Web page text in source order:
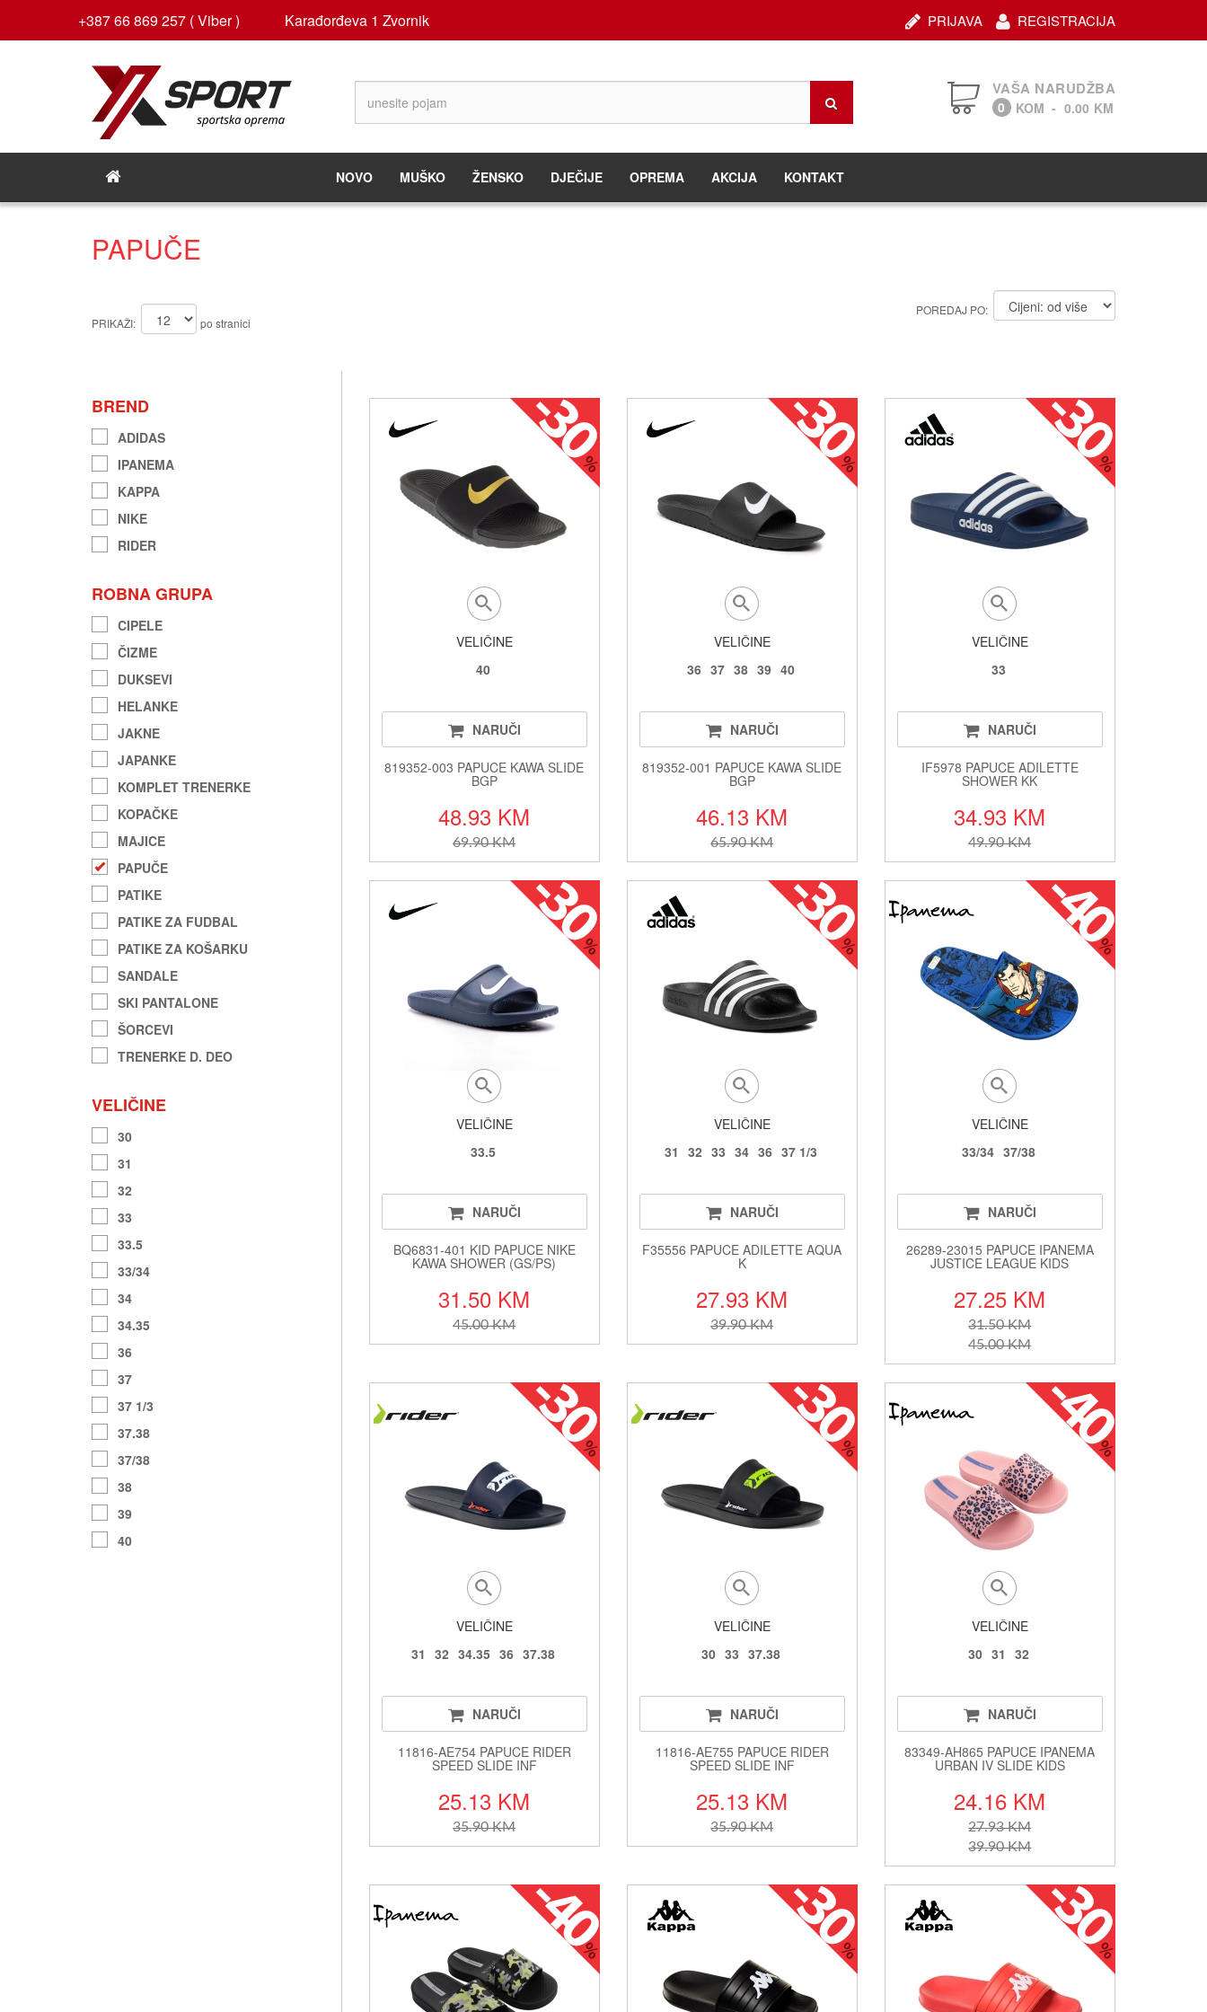
+387 66 869 257 ( Viber ) Karađorđeva 1 Zvornik REGISTRACIJA
PRIJAVA
VAŠA NARUDŽBA
0 KOM - 0.00 KM
NOVO MUŠKO ŽENSKO DJEČIJE OPREMA AKCIJA KONTAKT
PAPUČE
PRIKAŽI: po stranici
POREDAJ PO:
BREND
ADIDAS
IPANEMA
KAPPA
NIKE
RIDER
ROBNA GRUPA
CIPELE
ČIZME
DUKSEVI
HELANKE
JAKNE
JAPANKE
KOMPLET TRENERKE
KOPAČKE
MAJICE
PAPUČE
PATIKE
PATIKE ZA FUDBAL
PATIKE ZA KOŠARKU
SANDALE
SKI PANTALONE
ŠORCEVI
TRENERKE D. DEO
VELIČINE
30
31
32
33
33.5
33/34
34
34.35
36
37
37 1/3
37.38
37/38
38
39
40
VELIČINE
40
NARUČI
819352-003 PAPUCE KAWA SLIDE
BGP
48.93 KM
69.90 KM
VELIČINE
36 37 38 39 40
NARUČI
819352-001 PAPUCE KAWA SLIDE
BGP
46.13 KM
65.90 KM
VELIČINE
33
NARUČI
IF5978 PAPUCE ADILETTE
SHOWER KK
34.93 KM
49.90 KM
VELIČINE
33.5
NARUČI
BQ6831-401 KID PAPUCE NIKE
KAWA SHOWER (GS/PS)
31.50 KM
45.00 KM
VELIČINE
31
32 33 34 36 37 1/3
NARUČI
F35556 PAPUCE ADILETTE AQUA
K
27.93 KM
39.90 KM
VELIČINE
33/34 37/38
NARUČI
26289-23015 PAPUCE IPANEMA
JUSTICE LEAGUE KIDS
27.25 KM
31.50 KM
45.00 KM
VELIČINE
31
32 34.35 36 37.38
NARUČI
11816-AE754 PAPUCE RIDER
SPEED SLIDE INF
25.13 KM
35.90 KM
VELIČINE
30 33 37.38
NARUČI
11816-AE755 PAPUCE RIDER
SPEED SLIDE INF
25.13 KM
35.90 KM
VELIČINE
30 31 32
NARUČI
83349-AH865 PAPUCE IPANEMA
URBAN IV SLIDE KIDS
24.16 KM
27.93 KM
39.90 KM